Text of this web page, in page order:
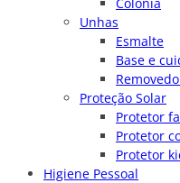
Unhas
Esmalte
Base e
Proteção Solar
Protetor
Protetor
Protetor
Higiene Pessoal